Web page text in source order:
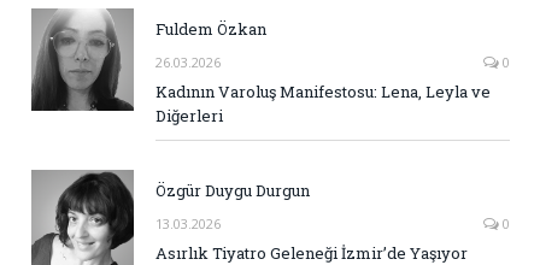
Fuldem Özkan
26.03.2026 0
Kadının Varoluş Manifestosu: Lena, Leyla ve
Diğerleri
Özgür Duygu Durgun
13.03.2026 0
Asırlık Tiyatro Geleneği İzmir’de Yaşıyor